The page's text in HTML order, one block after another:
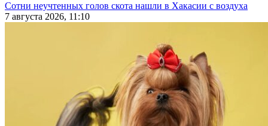
Сотни неучтенных голов скота нашли в Хакасии с воздуха
7 августа 2026, 11:10